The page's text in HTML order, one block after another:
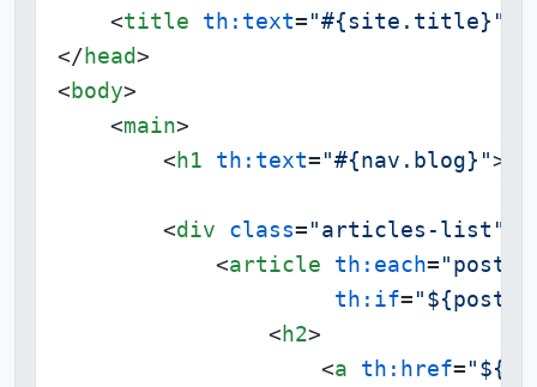
<title th:text= "#{site.title}"
</ head>
< body>
<main>
< h1 th:text= "#{nav.blog}">
<div class= "articles-list"
<article th:each= "post :
th:if=
< h2>
<a th:href=